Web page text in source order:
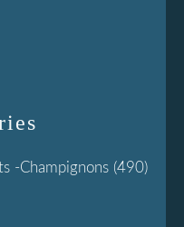
-champignons (490)